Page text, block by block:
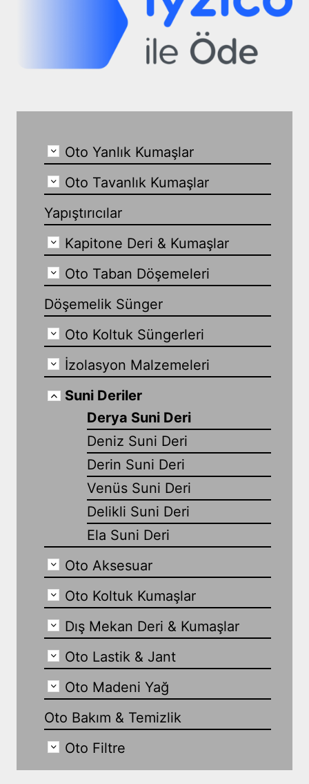
Oto Yanlık Kumaşlar
Oto Tavanlık Kumaşlar
Yapıştırıcılar
Kapitone Deri & Kumaşlar
Oto Taban Döşemeleri
Döşemelik Sünger
Oto Koltuk Süngerleri
İzolasyon Malzemeleri
Suni Deriler
Derya Suni Deri
Deniz Suni Deri
Derin Suni Deri
Venüs Suni Deri
Delikli Suni Deri
Ela Suni Deri
Oto Aksesuar
Oto Koltuk Kumaşlar
Dış Mekan Deri & Kumaşlar
Oto Lastik & Jant
Oto Madeni Yağ
Oto Bakım & Temizlik
Oto Filtre